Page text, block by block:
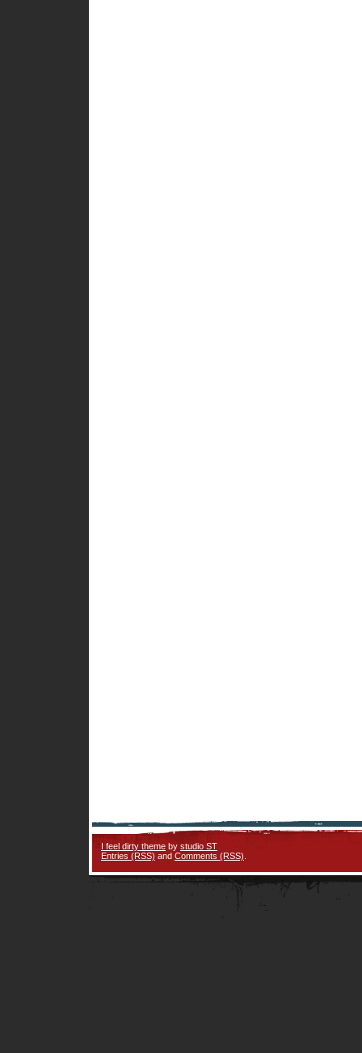
I feel dirty theme by studio ST
Entries (RSS) and Comments (RSS)